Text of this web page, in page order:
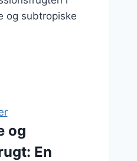
og subtropiske
og
En